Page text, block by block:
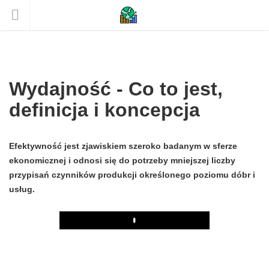
Wydajność - Co to jest,
definicja i koncepcja
Efektywność jest zjawiskiem szeroko badanym w sferze
ekonomicznej i odnosi się do potrzeby mniejszej liczby
przypisań czynników produkcji określonego poziomu dóbr i
usług.
Play